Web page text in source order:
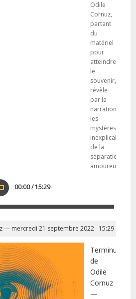
Odile
Cornuz,
partant
du
matériel
pour
atteindre
le
souvenir,
révèle
par la
narration
les
mystères
inexplicables
de la
séparation
amoureuse.
00:00 / 15:29
15:29
— mercredi 21 septembre 2022
Terminus
de
Odile
Cornuz
—